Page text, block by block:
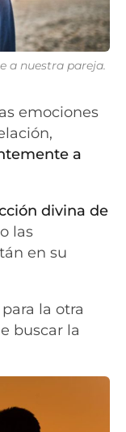
a nuestra pareja.
emociones
a
divina de
las
en su
la otra
buscar la